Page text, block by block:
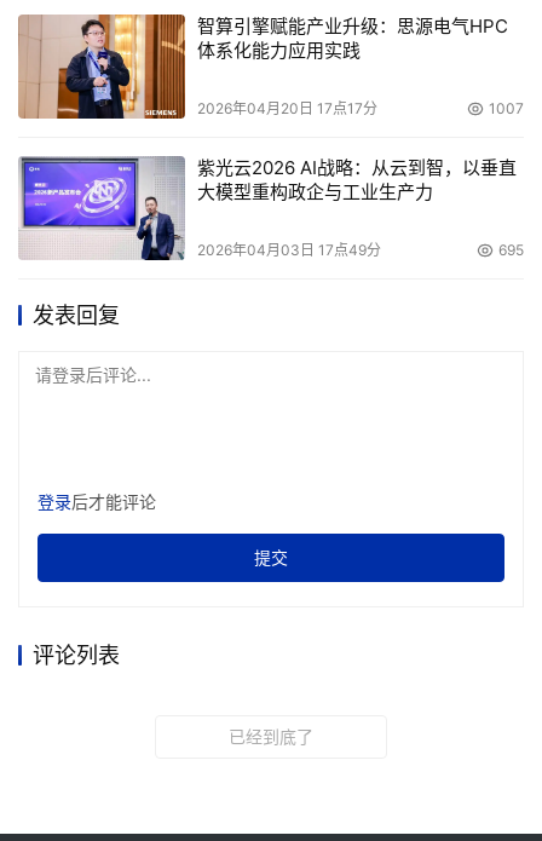
智算引擎赋能产业升级：思源电气HPC
体系化能力应用实践
2026年04月20日 17点17分 1007
紫光云2026 AI战略：从云到智，以垂直
大模型重构政企与工业生产力
2026年04月03日 17点49分 695
发表回复
请登录后评论...
登录后才能评论
提交
评论列表
已经到底了